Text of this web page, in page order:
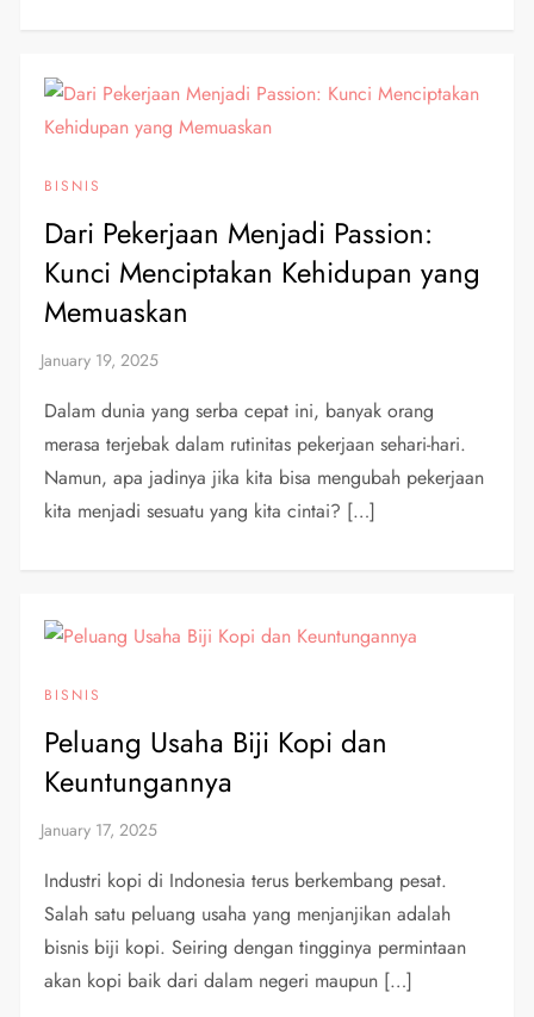
BISNIS
Dari Pekerjaan Menjadi Passion:
Kunci Menciptakan Kehidupan yang
Memuaskan
Dalam dunia yang serba cepat ini, banyak orang
merasa terjebak dalam rutinitas pekerjaan sehari-hari.
Namun, apa jadinya jika kita bisa mengubah pekerjaan
kita menjadi sesuatu yang kita cintai? […]
BISNIS
Peluang Usaha Biji Kopi dan
Keuntungannya
Industri kopi di Indonesia terus berkembang pesat.
Salah satu peluang usaha yang menjanjikan adalah
bisnis biji kopi. Seiring dengan tingginya permintaan
akan kopi baik dari dalam negeri maupun […]